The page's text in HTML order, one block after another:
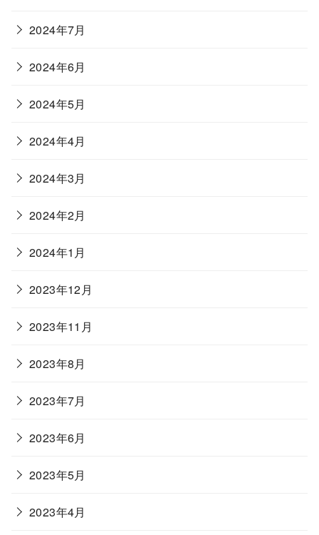
2024年7月
2024年6月
2024年5月
2024年4月
2024年3月
2024年2月
2024年1月
2023年12月
2023年11月
2023年8月
2023年7月
2023年6月
2023年5月
2023年4月